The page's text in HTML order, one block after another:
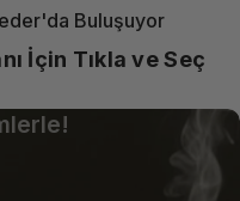
Buluşuyor
İçin Tıkla ve Seç